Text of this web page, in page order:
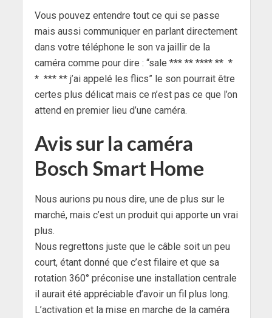
Vous pouvez entendre tout ce qui se passe
mais aussi communiquer en parlant directement
dans votre téléphone le son va jaillir de la
caméra comme pour dire : “sale *** ** **** ** *
* *** ** j’ai appelé les flics” le son pourrait être
certes plus délicat mais ce n’est pas ce que l’on
attend en premier lieu d’une caméra.
Avis sur la caméra
Bosch Smart Home
Nous aurions pu nous dire, une de plus sur le
marché, mais c’est un produit qui apporte un vrai
plus.
Nous regrettons juste que le câble soit un peu
court, étant donné que c’est filaire et que sa
rotation 360° préconise une installation centrale
il aurait été appréciable d’avoir un fil plus long.
L’activation et la mise en marche de la caméra